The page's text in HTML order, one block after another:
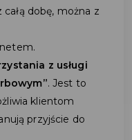
całą dobę, można z
z usługi
. Jest to
klientom
przyjście do